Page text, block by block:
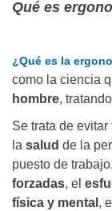
Qué es
¿Qué es la
como la ciencia
hombre,
Se trata de
la salud de la
puesto de
forzadas, el
física y mental ,